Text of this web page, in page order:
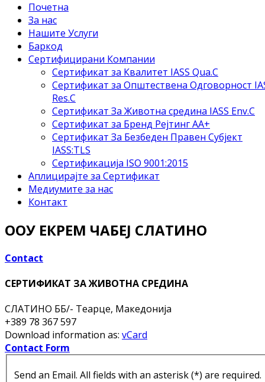
Почетна
За нас
Нашите Услуги
Баркод
Сертифицирани Компании
Сертификат за Квалитет IASS Qua.C
Сертификат за Општествена Одговорност
Res.C
Сертификат За Животна средина IASS Env.C
Сертификат за Бренд Рејтинг АА+
Сертификат За Безбеден Правен Субјект
IASS:TLS
Сертификација ISO 9001:2015
Аплицирајте за Сертификат
Медиумите за нас
Контакт
ООУ ЕКРЕМ ЧАБЕЈ СЛАТИНО
Contact
СЕРТИФИКАТ ЗА ЖИВОТНА СРЕДИНА
СЛАТИНО ББ/- Теарце, Македонија
+389 78 367 597
Download information as: vCard
Contact Form
Send an Email. All fields with an asterisk (*) are required.